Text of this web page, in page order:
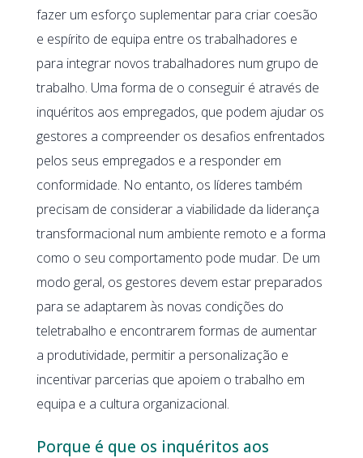
fazer um esforço suplementar para criar coesão
e espírito de equipa entre os trabalhadores e
para integrar novos trabalhadores num grupo de
trabalho. Uma forma de o conseguir é através de
inquéritos aos empregados, que podem ajudar os
gestores a compreender os desafios enfrentados
pelos seus empregados e a responder em
conformidade. No entanto, os líderes também
precisam de considerar a viabilidade da liderança
transformacional num ambiente remoto e a forma
como o seu comportamento pode mudar. De um
modo geral, os gestores devem estar preparados
para se adaptarem às novas condições do
teletrabalho e encontrarem formas de aumentar
a produtividade, permitir a personalização e
incentivar parcerias que apoiem o trabalho em
equipa e a cultura organizacional.
Porque é que os inquéritos aos